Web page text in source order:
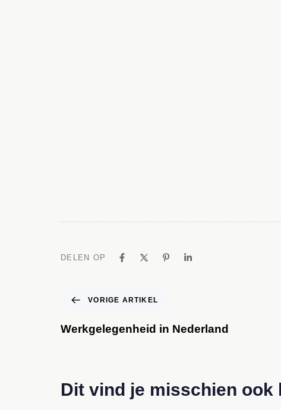
DELEN OP
VORIGE ARTIKEL
Werkgelegenheid in Nederland
Dit vind je misschien ook